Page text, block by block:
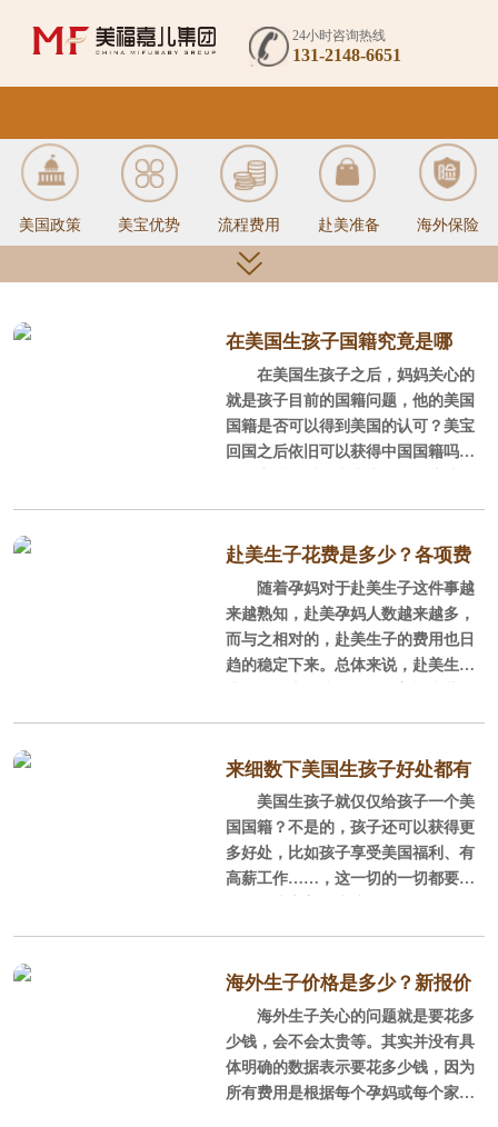
24小时咨询热线
131-2148-6651
美国政策 美宝优势 流程费用 赴美准备 海外保险
美国签证 月子中心 美国医疗 待产生活
母婴指南
在美国生孩子国籍究竟是哪
个？
在美国生孩子之后，妈妈关心的
就是孩子目前的国籍问题，他的美国
国籍是否可以得到美国的认可？美宝
回国之后依旧可以获得中国国籍吗？
美国主要采用出生地主义原则确
定初生婴儿的国籍，也就是说，凡是
出生在美国的婴儿，国籍都被认为是
美国国籍。这点在宪法里有着明确的
说明。在美国宪法的第十四条修正案
规定：“任何人，凡在合众国出生或归
不能制定或执行任何削弱美国公民权
利或豁免权的法律。”也就
赴美生子花费是多少？各项费
用总结
随着孕妈对于赴美生子这件事越
来越熟知，赴美孕妈人数越来越多，
而与之相对的，赴美生子的费用也日
趋的稳定下来。总体来说，赴美生子
1，签证费用
大使馆会收取签证费用的申请
费，申请费是每人160美元左右，正规
的月子中心都会提供赴美生子签证办
2，往返机票费用
机票费用有淡旺季之分，另外由
于每个宝妈对仓位的要求不同，所以
机票费用的差别还挺大的。
来细数下美国生孩子好处都有
哪些？
美国生孩子就仅仅给孩子一个美
国国籍？不是的，孩子还可以获得更
多好处，比如孩子享受美国福利、有
高薪工作……，这一切的一切都要从
一、“出生公民权”政策
根据1868年宪法第14条修正
案：“所有在美国出生或在美国归化，
海外生子价格是多少？新报价
来了
海外生子关心的问题就是要花多
少钱，会不会太贵等。其实并没有具
体明确的数据表示要花多少钱，因为
所有费用是根据每个孕妈或每个家庭